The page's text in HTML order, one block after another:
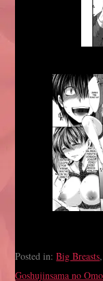
Posted in:Big Breasts
Goshujinsama no